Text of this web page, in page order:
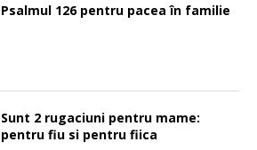
Psalmul 126 pentru pacea în familie
Sunt 2 rugaciuni pentru mame:
pentru fiu si pentru fiica